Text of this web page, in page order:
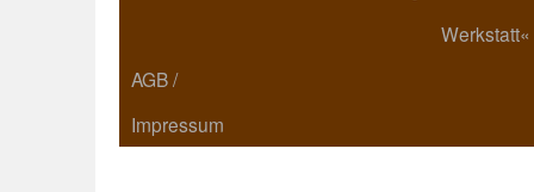
Werkstatt«
AGB /
Impressum